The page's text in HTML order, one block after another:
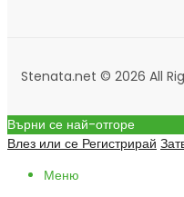
Stenata.net © 2026 All
Върни се най-отгоре
Влез или се Регистрирай
Меню